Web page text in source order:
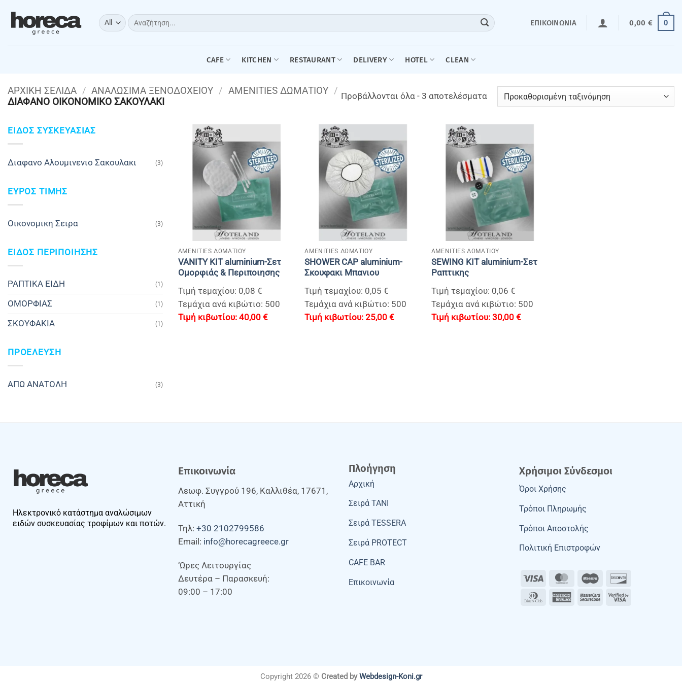
περιεχόμενο
Αναζήτηση
για:
ΕΠΙΚΟΙΝΩΝΊΑ 0,00 € 0
CAFE KITCHEN RESTAURANT DELIVERY HOTEL CLEAN
ΑΡΧΙΚΉ ΣΕΛΊΔΑ / ΑΝΑΛΩΣΙΜΑ ΞΕΝΟΔΟΧΕΙΟΥ / AMENITIES ΔΩΜΑΤΙΟΥ /
ΔΙΑΦΑΝΟ ΟΙΚΟΝΟΜΙΚΟ ΣΑΚΟΥΛΑΚΙ
Προβάλλονται όλα - 3 αποτελέσματα
ΕΙΔΟΣ ΣΥΣΚΕΥΑΣΙΑΣ
Διαφανο Αλουμινενιο Σακουλακι (3)
ΕΥΡΟΣ ΤΙΜΗΣ
Oικονομικη Σειρα (3)
ΕΙΔΟΣ ΠΕΡΙΠΟΙΗΣΗΣ
ΡΑΠΤΙΚΑ ΕΙΔΗ (1)
ΟΜΟΡΦΙΑΣ (1)
ΣΚΟΥΦΑΚΙΑ (1)
ΠΡΟΕΛΕΥΣΗ
ΑΠΩ ΑΝΑΤΟΛΗ (3)
+
AMENITIES ΔΩΜΑΤΙΟΥ
VANITY KIT aluminium-Σετ
Oμορφιάς & Περιποιησης
Τιμή τεμαχίου: 0,08 €
Τεμάχια ανά κιβώτιο: 500
40,00 €
+
AMENITIES ΔΩΜΑΤΙΟΥ
SHOWER CAP aluminium-
Σκουφακι Μπανιου
Τιμή τεμαχίου: 0,05 €
Τεμάχια ανά κιβώτιο: 500
25,00€
+
AMENITIES ΔΩΜΑΤΙΟΥ
SEWING KIT aluminium-Σετ
Ραπτικης
Τιμή τεμαχίου: 0,06 €
Τεμάχια ανά κιβώτιο: 500
30,00 €
Ηλεκτρονικό κατάστημα αναλώσιμων
ειδών συσκευασίας τροφίμων και ποτών.
Επικοινωνία
Λεωφ. Συγγρού 196, Καλλιθέα, 17671,
Αττική
Τηλ: +30 2102799586
Email: info@horecagreece.gr
‘Ωρες Λειτουργίας
Δευτέρα – Παρασκευή:
09:00 – 17:00
Πλοήγηση
Αρχική
Σειρά TANI
Σειρά TESSERA
Σειρά PROTECT
CAFE BAR
Επικοινωνία
Χρήσιμοι Σύνδεσμοι
Όροι Χρήσης
Τρόποι Πληρωμής
Τρόποι Αποστολής
Πολιτική Επιστροφών
Visa MasterCardMaestro
Dinners AmericanMasterCard
Visa
Copyright 2026 © Created byWebdesign-Koni.gr